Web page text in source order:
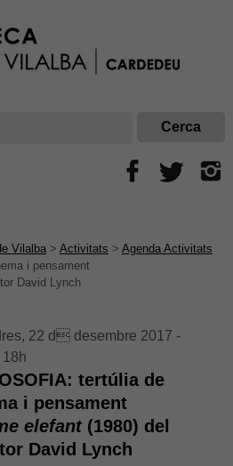
Vilalba> Activitats > Agenda Activitats
i pensament
David Lynch
22 d desembre 2017 -
18h
tertúlia de
i pensament
elefant(1980) del
David Lynch